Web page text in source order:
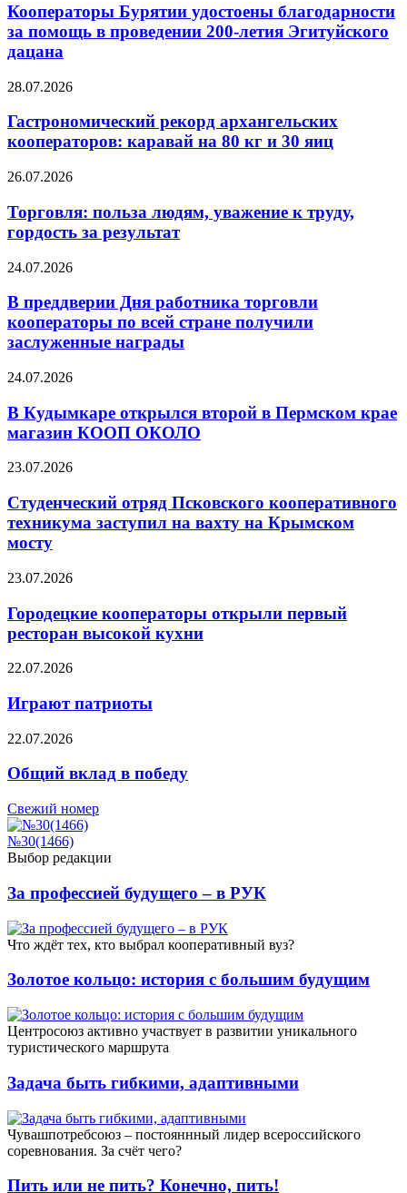
Кооператоры Бурятии удостоены благодарности
за помощь в проведении 200-летия Эгитуйского
дацана
28.07.2026
Гастрономический рекорд архангельских
кооператоров: каравай на 80 кг и 30 яиц
26.07.2026
Торговля: польза людям, уважение к труду,
гордость за результат
24.07.2026
В преддверии Дня работника торговли
кооператоры по всей стране получили
заслуженные награды
24.07.2026
В Кудымкаре открылся второй в Пермском крае
магазин КООП ОКОЛО
23.07.2026
Студенческий отряд Псковского кооперативного
техникума заступил на вахту на Крымском
мосту
23.07.2026
Городецкие кооператоры открыли первый
ресторан высокой кухни
22.07.2026
Играют патриоты
22.07.2026
Общий вклад в победу
Свежий номер
№30(1466)
Выбор редакции
За профессией будущего – в РУК
Что ждёт тех, кто выбрал кооперативный вуз?
Золотое кольцо: история с большим будущим
Центросоюз активно участвует в развитии уникального
туристического маршрута
Задача быть гибкими, адаптивными
Чувашпотребсоюз – постояннный лидер всероссийского
соревнования. За счёт чего?
Пить или не пить? Конечно, пить!